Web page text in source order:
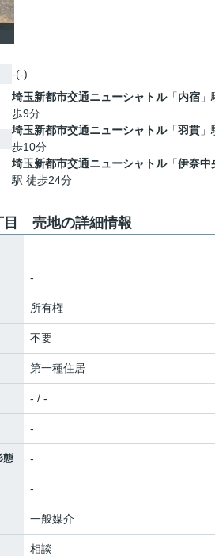
-(-)
埼玉新都市交通ニューシャトル「内宿
歩9分
埼玉新都市交通ニューシャトル「羽貫
歩10分
埼玉新都市交通ニューシャトル「伊奈中
駅 徒歩24分
目 売地の詳細情報
-
所有権
不要
第一種住居
- / -
-
態 -
-
一般媒介
相談